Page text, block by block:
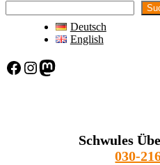
Deutsch
English
Facebook Instagram Mastodon
Schwules
030-